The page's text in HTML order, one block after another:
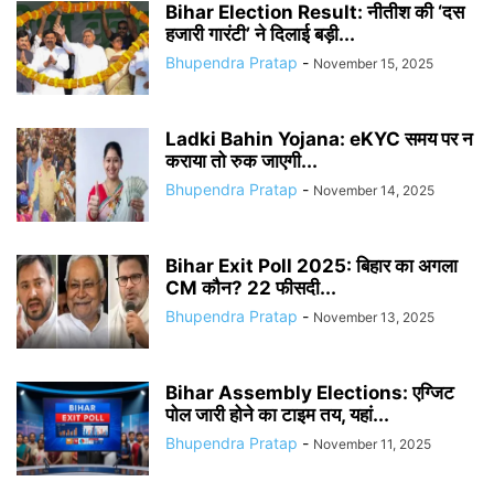
Bihar Election Result: नीतीश की ‘दस
हजारी गारंटी’ ने दिलाई बड़ी...
Bhupendra Pratap - November 15, 2025
Ladki Bahin Yojana: eKYC समय पर न
कराया तो रुक जाएगी...
Bhupendra Pratap - November 14, 2025
Bihar Exit Poll 2025: बिहार का अगला
CM कौन? 22 फीसदी...
Bhupendra Pratap - November 13, 2025
Bihar Assembly Elections: एग्जिट
पोल जारी होने का टाइम तय, यहां...
Bhupendra Pratap - November 11, 2025